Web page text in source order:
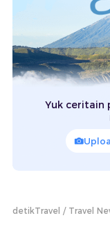
Yuk ceritain
detikTravel Travel